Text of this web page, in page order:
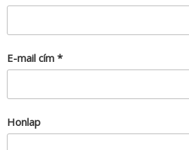
E-mail cím *
Honlap